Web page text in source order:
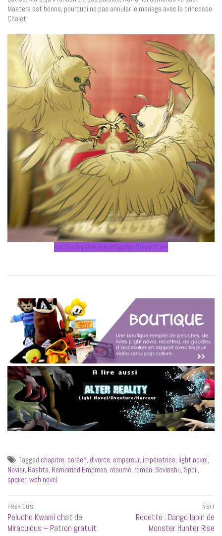
Masters est bonne, pourquoi ne pas annuler le mariage avec la princesse
Chalet.
<< Spoiler PrécédentSpoiler Suivant >>
Tagged chapitre coréen divorce empereur, impératrice light novel
Navier, Rashta Remarried Empress résumé roman Sovieshu Spoil
spoiler, web novel
Navigation
de
l’article
PREVIOUS
Previous
post:
Peluche Kwami chat de
Miraculous – Patron gratuit
NEXT
Next
post:
Recette : Dango lapin de
Monster Hunter Rise